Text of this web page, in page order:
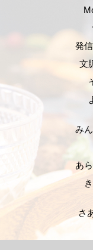
発
文
み
あ
さ